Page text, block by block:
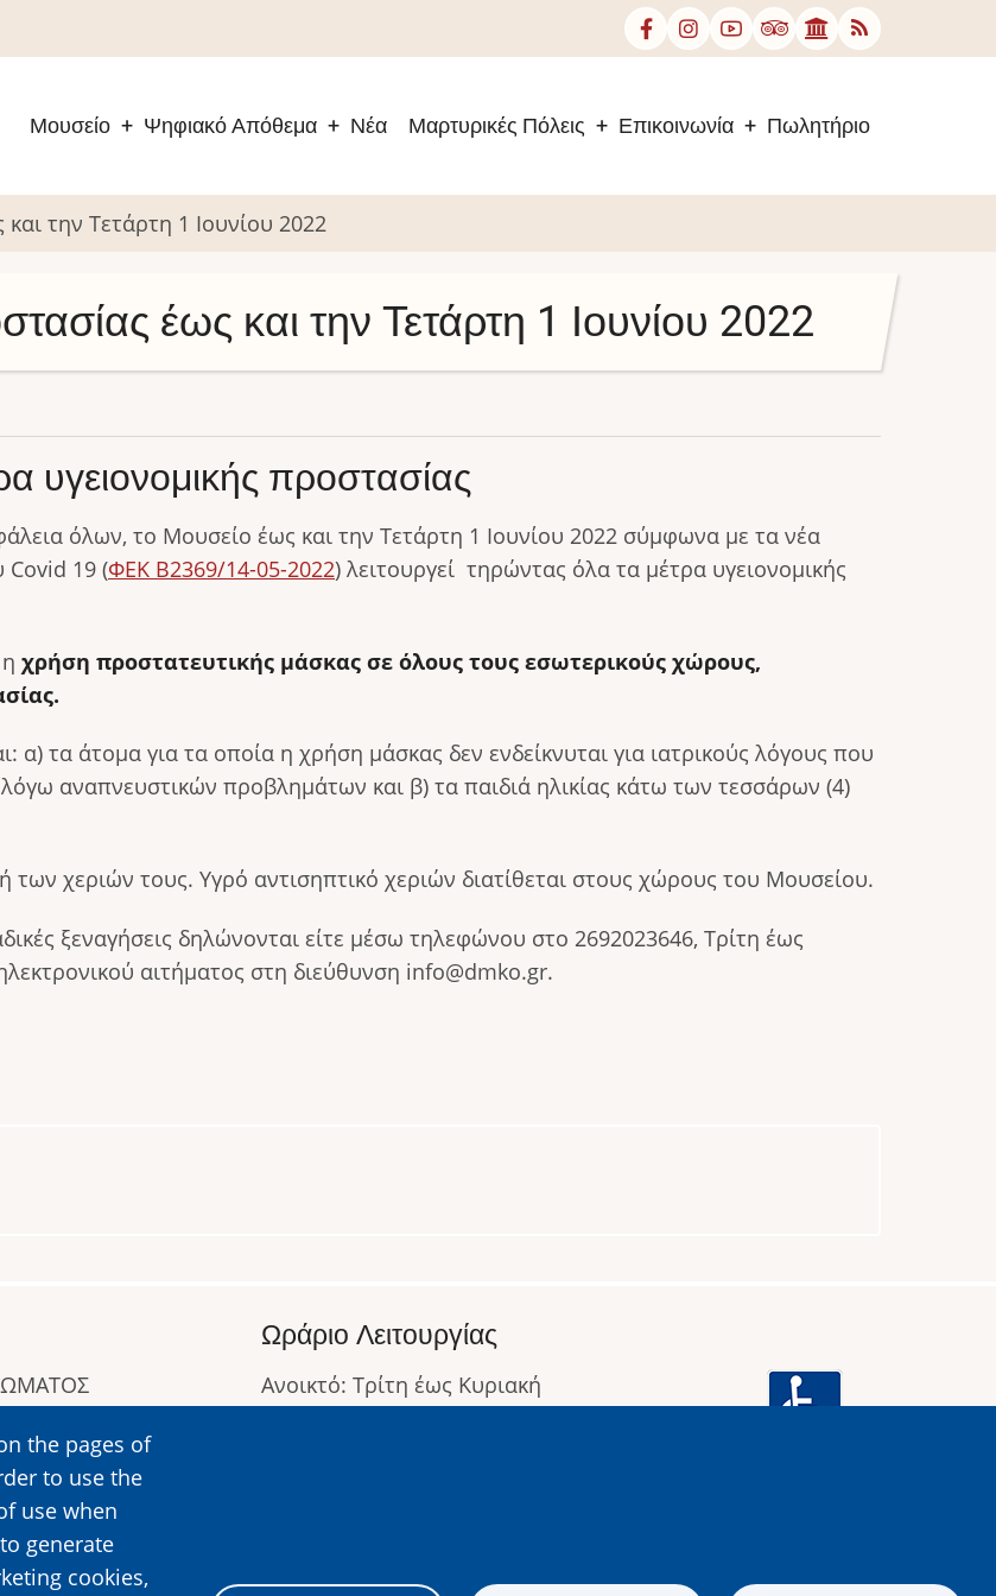
Μουσείο Ψηφιακό Απόθεμα Νέα Μαρτυρικές Πόλεις Επικοινωνία Πωλητήριο
την Τετάρτη 1 Ιουνίου 2022
έως και την Τετάρτη 1 Ιουνίου 2022
υγειονομικής προστασίας
όλων, το Μουσείο έως και την Τετάρτη 1 Ιουνίου 2022 σύμφωνα με τα νέα
Covid 19 (ΦΕΚ Β2369/14-05-2022) λειτουργεί τηρώντας όλα τα μέτρα υγειονομικής
χρήση προστατευτικής μάσκας σε όλους τους εσωτερικούς χώρους,
τα άτομα για τα οποία η χρήση μάσκας δεν ενδείκνυται για ιατρικούς λόγους που
αναπνευστικών προβλημάτων και β) τα παιδιά ηλικίας κάτω των τεσσάρων (4)
των χεριών τους. Υγρό αντισηπτικό χεριών διατίθεται στους χώρους του Μουσείου.
ξεναγήσεις δηλώνονται είτε μέσω τηλεφώνου στο 2692023646, Τρίτη έως
αιτήματος στη διεύθυνση info@dmko.gr.
the pages of
to use the
use when
generate
cookies,
Ωράριο Λειτουργίας
Ανοικτό: Τρίτη έως Κυριακή